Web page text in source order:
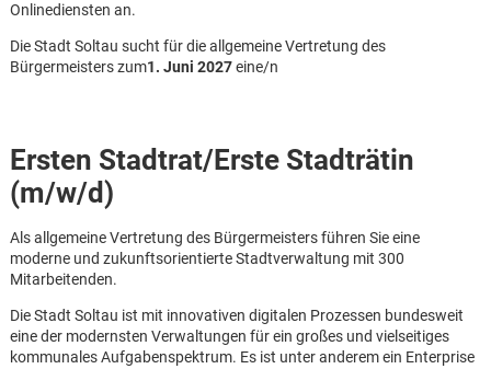
Onlinediensten an.
Die Stadt Soltau sucht für die allgemeine Vertretung des
Bürgermeisters zum1. Juni 2027eine/n
Ersten Stadtrat/Erste Stadträtin
(m/w/d)
Als allgemeine Vertretung des Bürgermeisters führen Sie eine
moderne und zukunftsorientierte Stadtverwaltung mit 300
Mitarbeitenden.
Die Stadt Soltau ist mit innovativen digitalen Prozessen bundesweit
eine der modernsten Verwaltungen für ein großes und vielseitiges
kommunales Aufgabenspektrum. Es ist unter anderem ein Enterprise
Karte anzeigen